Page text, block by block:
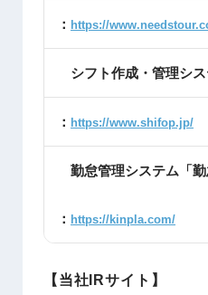
： https://
シフト作成・管理シス
： https://www.shifop.jp/
勤怠管理システム「勤
： https://kinpla.com/
【当社IRサイト】